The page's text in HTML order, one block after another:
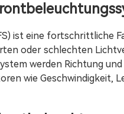
ist eine fortschrittliche
oder schlechten
werden Richtung
wie Geschwindigkeit,